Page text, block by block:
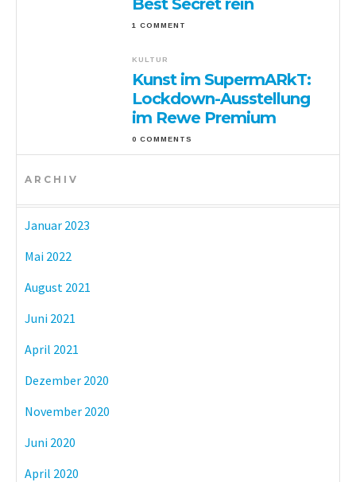
Best Secret rein
1 COMMENT
KULTUR
Kunst im SupermARkT:
Lockdown-Ausstellung
im Rewe Premium
0 COMMENTS
ARCHIV
Januar 2023
Mai 2022
August 2021
Juni 2021
April 2021
Dezember 2020
November 2020
Juni 2020
April 2020